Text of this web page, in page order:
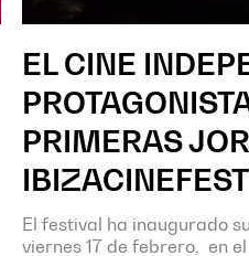
EL CINE
PRIMERAS
IBIZACINEFEST
El festival ha inaugurado
viernes 17 de febrero, en